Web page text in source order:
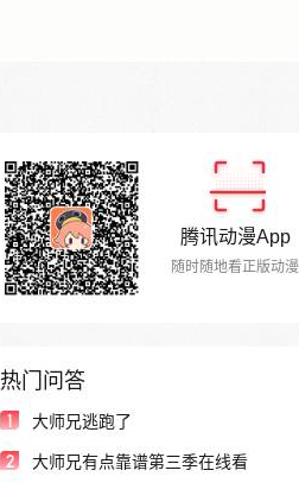
腾讯动漫App
随时随地看正版动漫
热门问答
1 大师兄逃跑了
2 大师兄有点靠谱第三季在线看